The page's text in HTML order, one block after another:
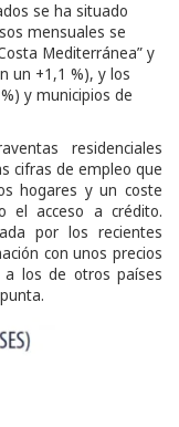
se ha situado
mensuales se
Mediterránea” y
un +1,1 %), y los
y municipios de
residenciales
cifras de empleo que
hogares y un coste
el acceso a crédito.
por los recientes
con unos precios
a los de otros países